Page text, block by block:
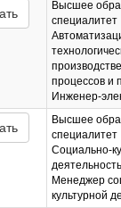
Высшее
специалитет
процессов и
Инженер-
Высшее
специалитет
Социально-
деятельность
Менеджер
культурной